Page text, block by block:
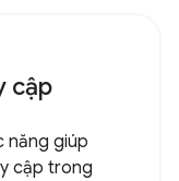
cập
năng giúp
cập trong